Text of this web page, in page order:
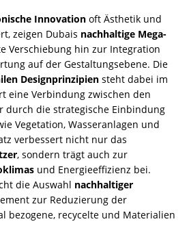
Innovation oft Ästhetik und
zeigen Dubais nachhaltige Mega-
Verschiebung hin zur Integration
auf der Gestaltungsebene. Die
Designprinzipien steht dabei im
eine Verbindung zwischen den
durch die strategische Einbindung
Vegetation, Wasseranlagen und
verbessert nicht nur das
, sondern trägt auch zur
und Energieeffizienz bei.
die Auswahl nachhaltiger
zur Reduzierung der
bezogene, recycelte und Materialien